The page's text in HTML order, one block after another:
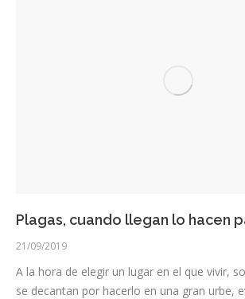
Plagas, cuando llegan lo hacen
21/09/2019
A la hora de elegir un lugar en el que vivir,
se decantan por hacerlo en una gran urbe,